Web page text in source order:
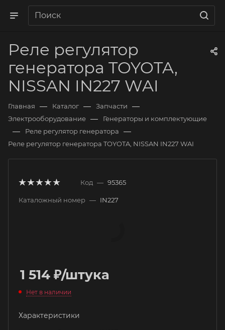
Реле регулятор
генератора TOYOTA,
NISSAN IN227 WAI
Главная — Каталог — Запчасти —
Электрооборудование — Генераторы и комплектующие
— Реле регулятор генератора —
Реле регулятор генератора TOYOTA, NISSAN IN227 WAI
Код — 95365
Каталожный номер — IN227
1 514 ₽/штука
Нет в наличии
Характеристики